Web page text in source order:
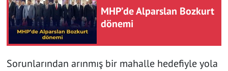
MHP’de Alparslan Bozkurt
dönemi
Sorunlarından arınmış bir mahalle hedefiyle yola